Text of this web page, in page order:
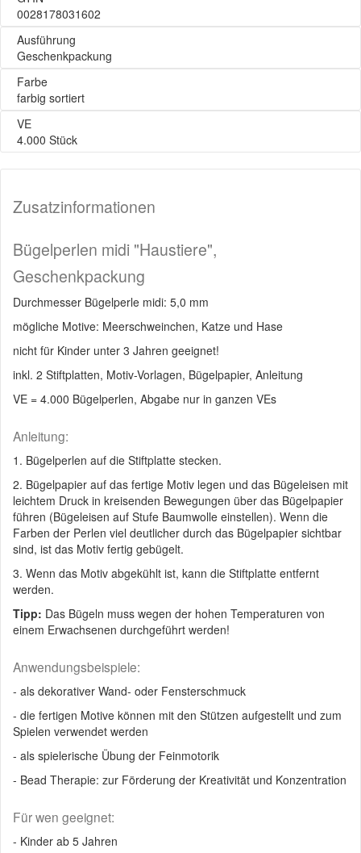
0028178031602
Ausführung
Geschenkpackung
Farbe
farbig sortiert
VE
4.000 Stück
Zusatzinformationen
Bügelperlen midi "Haustiere",
Geschenkpackung
Durchmesser Bügelperle midi: 5,0 mm
mögliche Motive: Meerschweinchen, Katze und Hase
nicht für Kinder unter 3 Jahren geeignet!
inkl. 2 Stiftplatten, Motiv-Vorlagen, Bügelpapier, Anleitung
VE = 4.000 Bügelperlen, Abgabe nur in ganzen VEs
Anleitung:
1. Bügelperlen auf die Stiftplatte stecken.
2. Bügelpapier auf das fertige Motiv legen und das Bügeleisen mit
leichtem Druck in kreisenden Bewegungen über das Bügelpapier
führen (Bügeleisen auf Stufe Baumwolle einstellen). Wenn die
Farben der Perlen viel deutlicher durch das Bügelpapier sichtbar
sind, ist das Motiv fertig gebügelt.
3. Wenn das Motiv abgekühlt ist, kann die Stiftplatte entfernt
werden.
Tipp: Das Bügeln muss wegen der hohen Temperaturen von
einem Erwachsenen durchgeführt werden!
Anwendungsbeispiele:
- als dekorativer Wand- oder Fensterschmuck
- die fertigen Motive können mit den Stützen aufgestellt und zum
Spielen verwendet werden
- als spielerische Übung der Feinmotorik
- Bead Therapie: zur Förderung der Kreativität und Konzentration
Für wen geeignet:
- Kinder ab 5 Jahren